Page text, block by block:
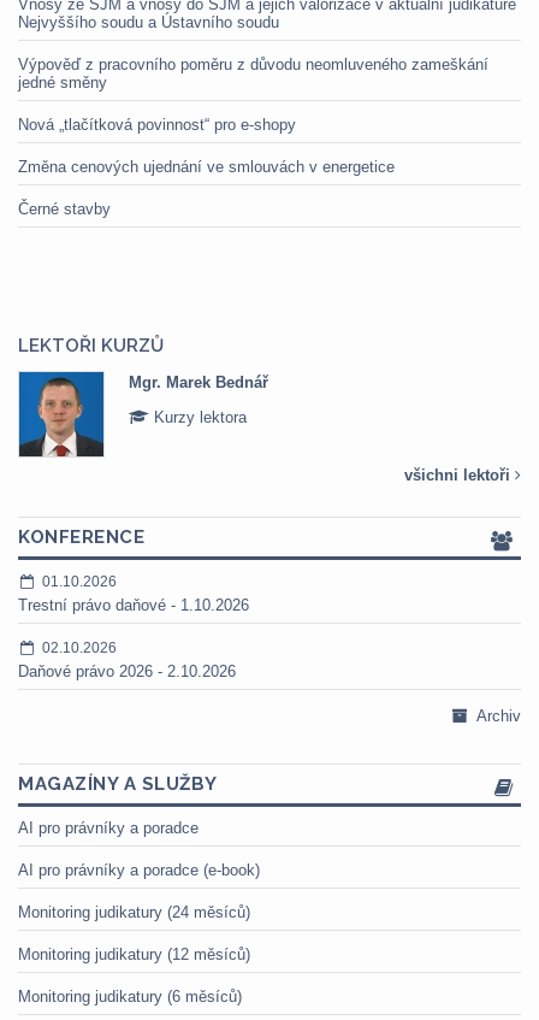
Vnosy ze SJM a vnosy do SJM a jejich valorizace v aktuální judikatuře
Nejvyššího soudu a Ústavního soudu
Výpověď z pracovního poměru z důvodu neomluveného zameškání
jedné směny
Nová „tlačítková povinnost“ pro e-shopy
Změna cenových ujednání ve smlouvách v energetice
Černé stavby
LEKTOŘI KURZŮ
Mgr. Marek Bednář
Kurzy lektora
všichni lektoři
KONFERENCE
01.10.2026
Trestní právo daňové - 1.10.2026
02.10.2026
Daňové právo 2026 - 2.10.2026
Archiv
MAGAZÍNY A SLUŽBY
AI pro právníky a poradce
AI pro právníky a poradce (e-book)
Monitoring judikatury (24 měsíců)
Monitoring judikatury (12 měsíců)
Monitoring judikatury (6 měsíců)